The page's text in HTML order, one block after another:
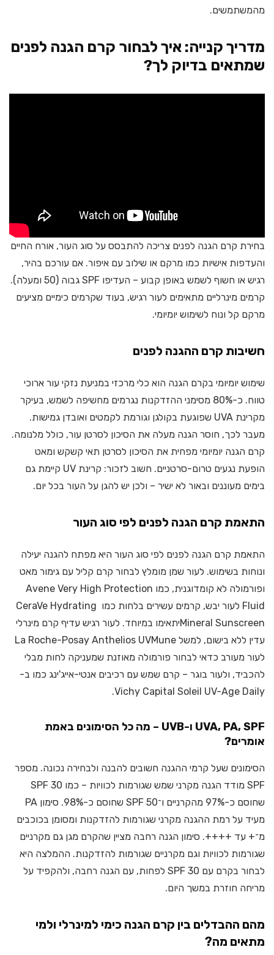
מהמשתמשים.
מדריך קנייה: איך לבחור קרם הגנה לפנים
שמתאים בדיוק לך?
בחירת קרם הגנה לפנים צריכה להתבסס על סוג העור, אורח החיים
והעדפות אישיות כמו מרקם או שילוב עם איפור. אם עורכם בהיר,
רגיש או חשוף לשמש באופן קבוע – העדיפו SPF גבוה (50 ומעלה).
קרמים מינרליים מתאימים לעור רגיש, בעוד שקרמים כימיים מציעים
מרקם קל ונוח לשימוש יומיומי.
חשיבות קרם ההגנה לפנים
שימוש יומיומי בקרם הגנה הוא כלי מרכזי במניעת נזקי עור ארוכי
טווח. כ-80% מסימני ההזדקנות נגרמים מחשיפה לשמש, בעיקר
מקרינת UVA שפוגעת בקולגן וגורמת לקמטים ואובדן גמישות.
מעבר לכך, חוסר הגנה מעלה את הסיכון לסרטן עור, כולל מלנומה.
קרם הגנה יומיומי מפחית את הסיכון לסרטן תאי קשקש ומאט
הופעת נגעים טרום-סרטניים. חשוב לזכור: קרינת UV קיימת גם
בימים מעוננים ובאור לא ישיר – ולכן יש להגן על העור בכל יום.
התאמת קרם הגנה לפנים לפי סוג העור
התאמת קרם הגנה לפנים לפי סוג העור היא מפתח להגנה יעילה
ונוחות בשימוש. לעור שמן מומלץ לבחור קרם קליל עם גימור מאט
ופורמולה לא קומדוגנית, כמו Avene Very High Protection
Fluid לעור יבש, קרמים עשירים בלחות כמו CeraVe Hydrating
Mineral Sunscreenיתאימו במיוחד. לעור רגיש עדיף קרם מינרלי
עדין ללא בישום, למשל La Roche-Posay Anthelios UVMune
לעור מעורב כדאי לבחור פורמולה מאוזנת שמעניקה לחות מבלי
להכביד, ולעור בוגר – קרם שמש עם רכיבים אנטי-אייג'ינג כמו ב-
Vichy Capital Soleil UV-Age Daily.
UVA, PA, SPF ו-UVB – מה כל הסימונים באמת
אומרים?
הסימונים שעל קרמי ההגנה חשובים להבנה ולבחירה נכונה. מספר
SPF מודד הגנה מקרני שמש שגורמות לכוויות – כמו SPF 30
שחוסם כ-97% מהקרניים ו־SPF 50 שחוסם כ-98%. סימון PA
מעיד על רמת ההגנה מקרני שגורמות להזדקנות ומסומן בכוכבים
מ־+ עד ++++. סימון הגנה רחבה מציין שהקרם מגן גם מקרניים
שגורמות לכוויות וגם מקרניים שגורמות להזדקנות. ההמלצה היא
לבחור בקרם עם SPF 30 לפחות, עם הגנה רחבה, ולהקפיד על
מריחה חוזרת במשך היום.
מהם ההבדלים בין קרם הגנה כימי למינרלי ולמי
מתאים מה?